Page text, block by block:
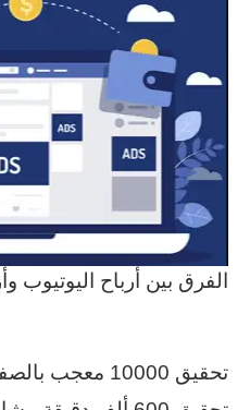
الفرق بين أرباح اليوتيوب
تحقيق 10000 معجب بالصفحة.